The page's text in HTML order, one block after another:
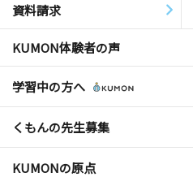
資料請求
KUMON体験者の声
学習中の方へ
くもんの先生募集
KUMONの原点